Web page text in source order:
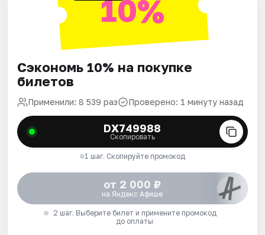
10%
Сэкономь 10% на покупке
билетов
Применили: 8 539 раз Проверено: 1 минуту назад
DX749988
Скопировать
1 шаг. Скопируйте промокод
от 2 000 ₽
на Яндекс Афише
2 шаг. Выберите билет и примените промокод
до оплаты